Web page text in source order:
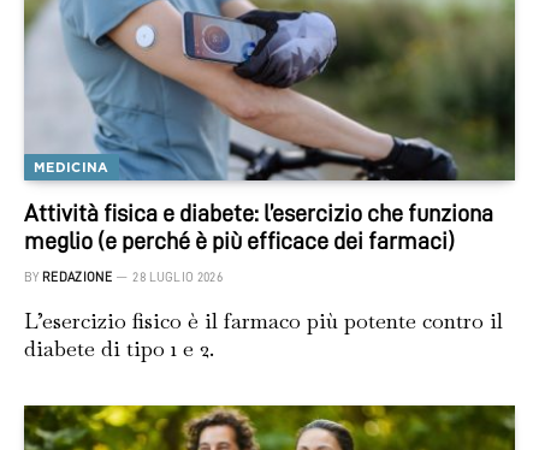
MEDICINA
Attività fisica e diabete: l’esercizio che funziona
meglio (e perché è più efficace dei farmaci)
BY REDAZIONE 28 LUGLIO 2026
L’esercizio fisico è il farmaco più potente contro il
diabete di tipo 1 e 2.